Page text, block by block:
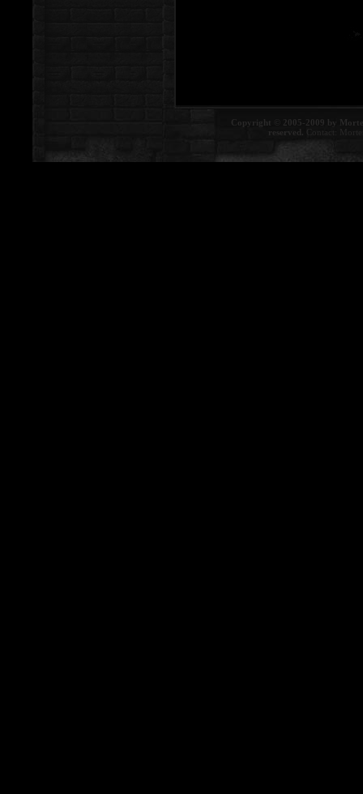
Copyright © 2005-2009 by
reserved. Contact: